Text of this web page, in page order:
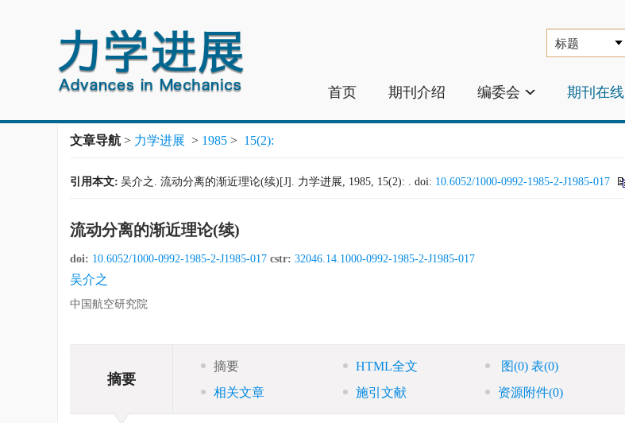
首页 期刊介绍 编委会 期刊在线
文章导航 > 力学进展 > 1985 > 15(2):
引用本文: 吴介之. 流动分离的渐近理论(续)[J]. 力学进展, 1985, 15(2): . doi: 10.6052/1000-0992-1985-2-J1985-017
流动分离的渐近理论(续)
doi: 10.6052/1000-0992-1985-2-J1985-017 cstr: 32046.14.1000-0992-1985-2-J1985-017
吴介之
中国航空研究院
摘要
摘要 HTML全文 图(0) 表(0)
相关文章
施引文献 资源附件(0)